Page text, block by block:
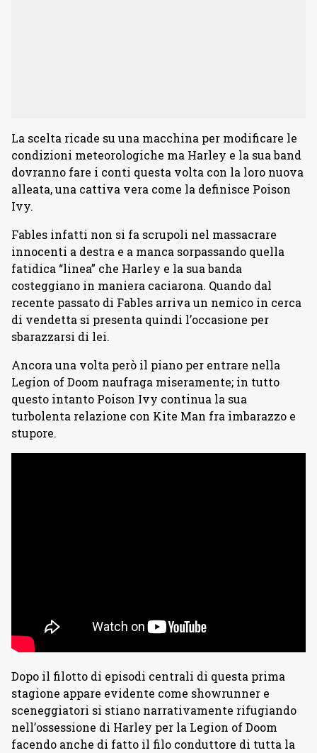
La scelta ricade su una macchina per modificare le
condizioni meteorologiche ma Harley e la sua band
dovranno fare i conti questa volta con la loro nuova
alleata, una cattiva vera come la definisce Poison
Ivy.
Fables infatti non si fa scrupoli nel massacrare
innocenti a destra e a manca sorpassando quella
fatidica “linea” che Harley e la sua banda
costeggiano in maniera caciarona. Quando dal
recente passato di Fables arriva un nemico in cerca
di vendetta si presenta quindi l’occasione per
sbarazzarsi di lei.
Ancora una volta però il piano per entrare nella
Legion of Doom naufraga miseramente; in tutto
questo intanto Poison Ivy continua la sua
turbolenta relazione con Kite Man fra imbarazzo e
stupore.
Dopo il filotto di episodi centrali di questa prima
stagione appare evidente come showrunner e
sceneggiatori si stiano narrativamente rifugiando
nell’ossessione di Harley per la Legion of Doom
facendo anche di fatto il filo conduttore di tutta la